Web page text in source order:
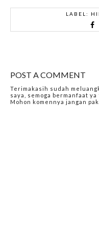
LABEL:
POST A COMMENT
Terimakasih sudah
saya, semoga bermanfaat ya
Mohon komennya jangan